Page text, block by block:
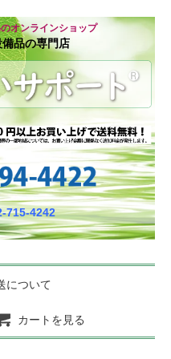
オンラインショップ
品の専門店
715-4242
について
カートを見る